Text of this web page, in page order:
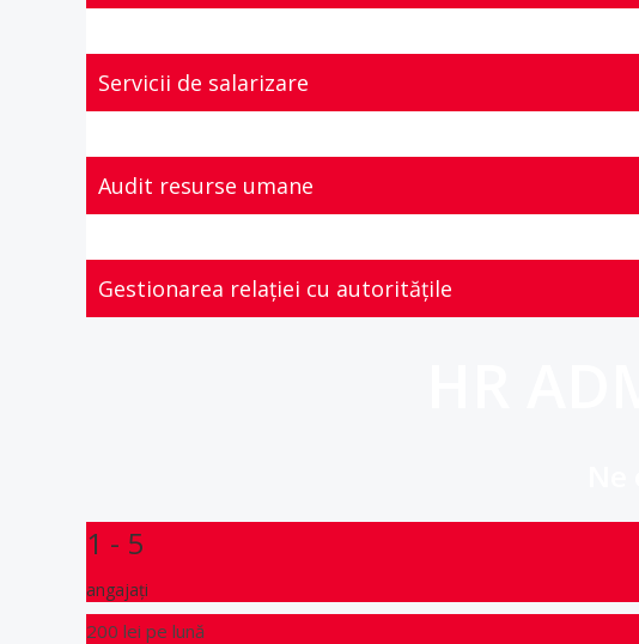
Servicii de salarizare
Audit resurse umane
Gestionarea relației cu autoritățile
1 - 5
angajați
200 lei pe lună